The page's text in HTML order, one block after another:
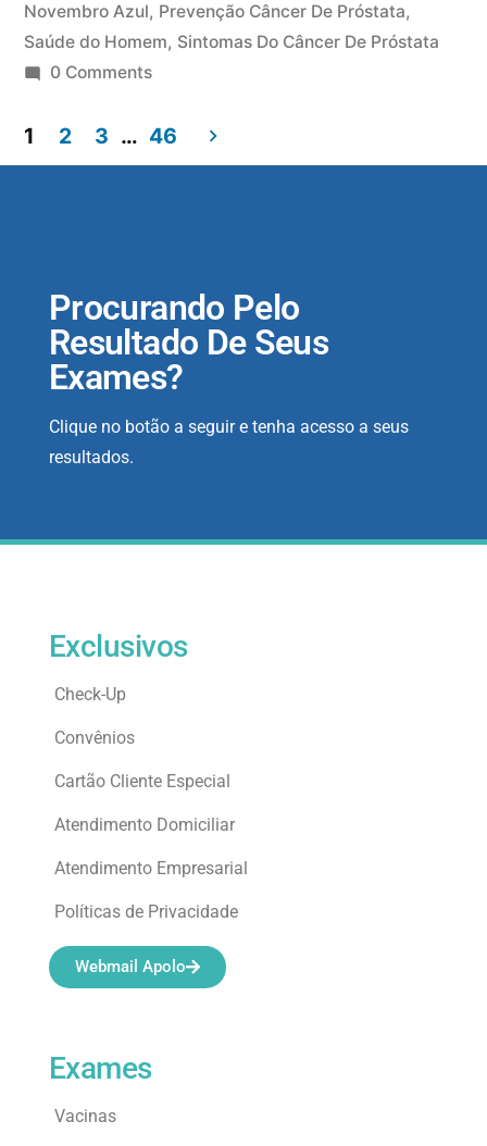
Novembro Azul, Prevenção Câncer De Próstata,
Saúde do Homem, Sintomas Do Câncer De Próstata
0 Comments
1 2 3 … 46
Procurando Pelo
Resultado De Seus
Exames?
Clique no botão a seguir e tenha acesso a seus
resultados.
Exames
Vacinas
Exclusivos
Check-Up
Convênios
Cartão Cliente Especial
Atendimento Domiciliar
Atendimento Empresarial
Políticas de Privacidade
Webmail Apolo